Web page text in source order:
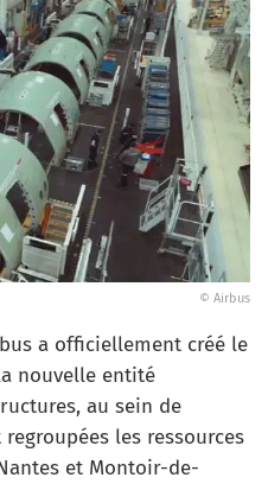
© Airbus
a officiellement créé le
nouvelle entité
au sein de
les ressources
et Montoir-de-